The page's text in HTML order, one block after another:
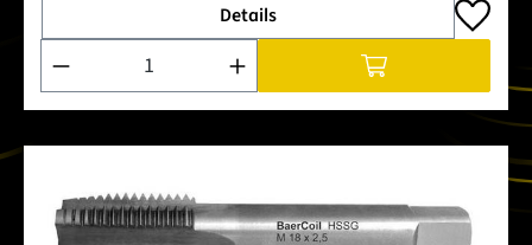
Details
Produkt Anzahl: Gib den gewünschten Wert ein oder